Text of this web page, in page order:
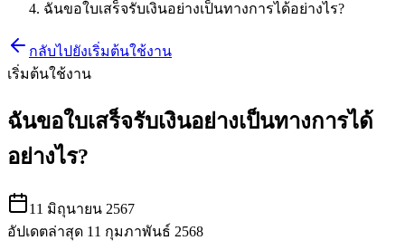
ฉันขอใบเสร็จรับเงินอย่างเป็นทางการได้อย่างไร?
กลับไปยังเริ่มต้นใช้งาน
เริ่มต้นใช้งาน
ฉันขอใบเสร็จรับเงินอย่างเป็นทางการได้
อย่างไร?
11 มิถุนายน 2567
อัปเดตล่าสุด 11 กุมภาพันธ์ 2568